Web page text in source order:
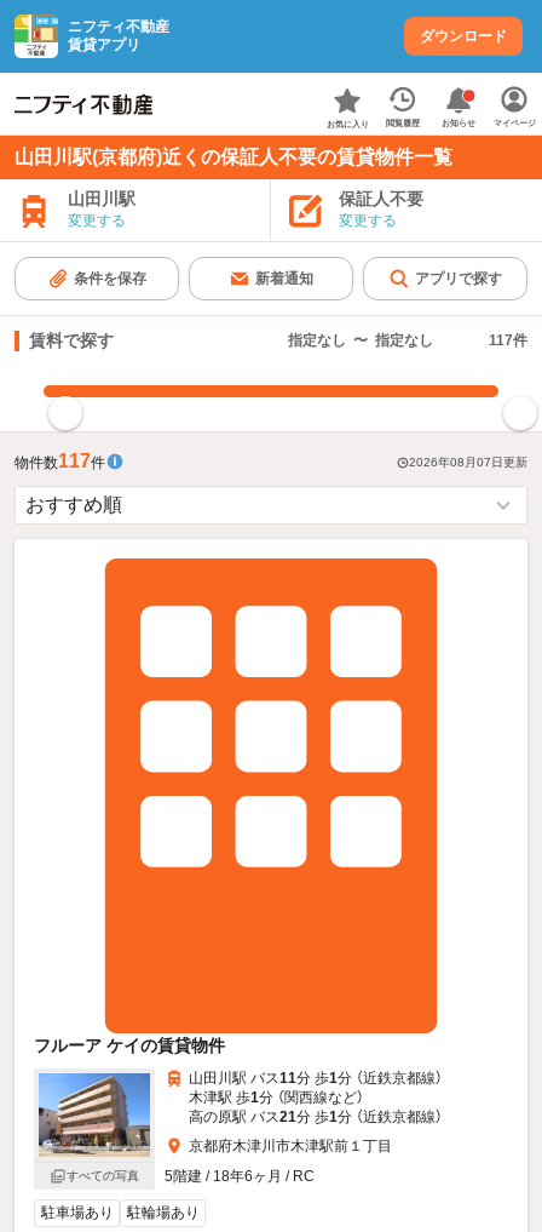
ニフティ不動産
賃貸アプリ
ダウンロード
お気に入り 閲覧履歴 お知らせ マイページ
山田川駅(京都府)近くの保証人不要の賃貸物件一覧
山田川駅
変更する
保証人不要
変更する
条件を保存 新着通知 アプリで探す
賃料で探す 指定なし 〜 指定なし 117件
物件数117件 2026年08月07日更新
フルーア ケイの賃貸物件
すべての写真
山田川駅 バス11分 歩1分 （近鉄京都線）
木津駅 歩1分 （関西線など）
高の原駅 バス21分 歩1分 （近鉄京都線）
京都府木津川市木津駅前１丁目
5階建 / 18年6ヶ月 / RC
駐車場あり 駐輪場あり